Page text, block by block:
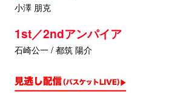
小澤 朋克
1st／2ndアンパイア
石崎公一 / 都筑 陽介